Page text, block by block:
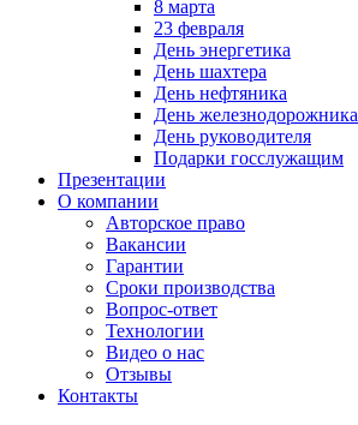
8 марта
23 февраля
День энергетика
День шахтера
День нефтяника
День железнодорожника
День руководителя
Подарки госслужащим
Презентации
О компании
Авторское право
Вакансии
Гарантии
Сроки производства
Вопрос-ответ
Технологии
Видео о нас
Отзывы
Контакты